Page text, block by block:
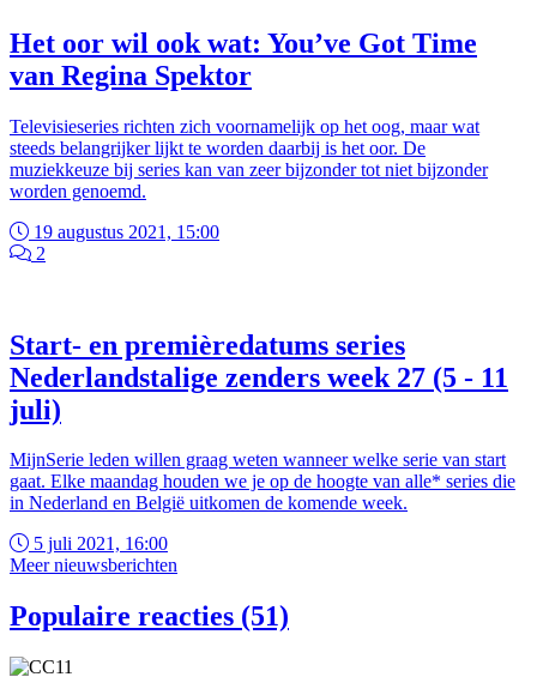
Het oor wil ook wat: You’ve Got Time
van Regina Spektor
Televisieseries richten zich voornamelijk op het oog, maar wat
steeds belangrijker lijkt te worden daarbij is het oor. De
muziekkeuze bij series kan van zeer bijzonder tot niet bijzonder
worden genoemd.
19 augustus 2021, 15:00
2
Start- en premièredatums series
Nederlandstalige zenders week 27 (5 - 11
juli)
MijnSerie leden willen graag weten wanneer welke serie van start
gaat. Elke maandag houden we je op de hoogte van alle* series die
in Nederland en België uitkomen de komende week.
5 juli 2021, 16:00
Meer nieuwsberichten
Populaire reacties (51)